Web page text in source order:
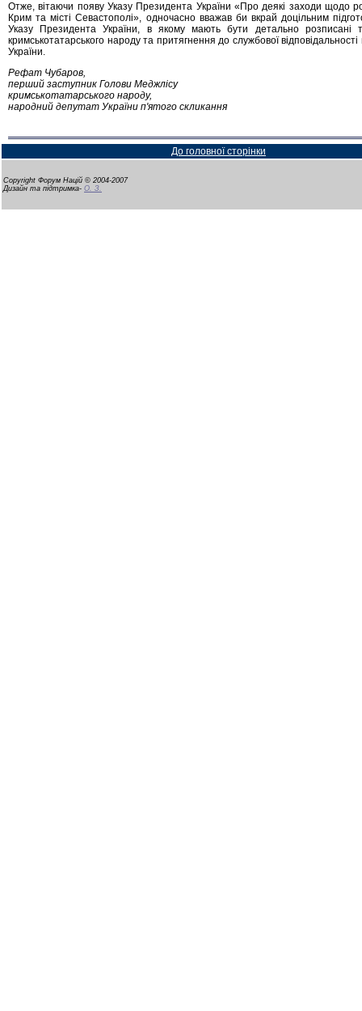
Отже, вітаючи появу Указу Президента України «Про деякі заходи щодо
Крим та місті Севастополі», одночасно вважав би вкрай доцільним
Указу Президента України, в якому мають бути детально розписані
кримськотатарського народу та притягнення до службової
України.
Рефат Чубаров,
перший заступник Голови Меджлісу
кримськотатарського народу,
народний депутат України п'ятого скликання
До головної сторінки
Copyright Форум Націй © 2004-2007
Дизайн та підтримка- О. З.